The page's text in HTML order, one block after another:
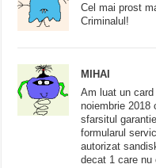
Cel mai prost
Criminalul!
MIHAI
Am luat un
noiembrie 2018
sfarsitul
formularul
autorizat
decat 1 care nu